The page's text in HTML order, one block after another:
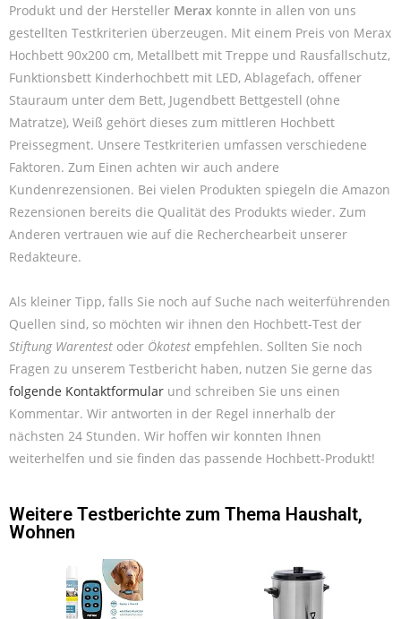
Produkt und der Hersteller Merax konnte in allen von uns
gestellten Testkriterien überzeugen. Mit einem Preis von Merax
Hochbett 90x200 cm, Metallbett mit Treppe und Rausfallschutz,
Funktionsbett Kinderhochbett mit LED, Ablagefach, offener
Stauraum unter dem Bett, Jugendbett Bettgestell (ohne
Matratze), Weiß gehört dieses zum mittleren Hochbett
Preissegment. Unsere Testkriterien umfassen verschiedene
Faktoren. Zum Einen achten wir auch andere
Kundenrezensionen. Bei vielen Produkten spiegeln die Amazon
Rezensionen bereits die Qualität des Produkts wieder. Zum
Anderen vertrauen wie auf die Recherchearbeit unserer
Redakteure.
Als kleiner Tipp, falls Sie noch auf Suche nach weiterführenden
Quellen sind, so möchten wir ihnen den Hochbett-Test der
Stiftung Warentest oder Ökotest empfehlen. Sollten Sie noch
Fragen zu unserem Testbericht haben, nutzen Sie gerne das
folgende Kontaktformular und schreiben Sie uns einen
Kommentar. Wir antworten in der Regel innerhalb der
nächsten 24 Stunden. Wir hoffen wir konnten Ihnen
weiterhelfen und sie finden das passende Hochbett-Produkt!
Weitere Testberichte zum Thema Haushalt,
Wohnen